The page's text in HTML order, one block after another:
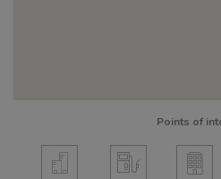
Points of